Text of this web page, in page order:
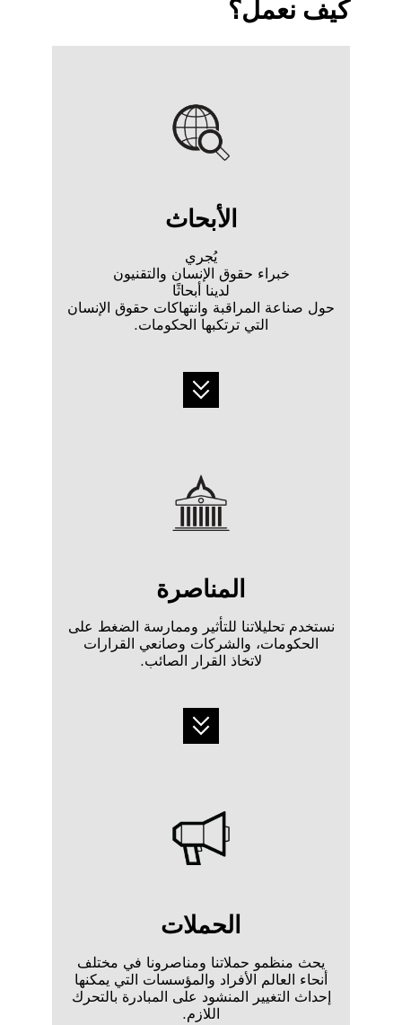
كيف نعمل؟
الأبحاث
يُجري
خبراء حقوق الإنسان والتقنيون
لدينا أبحاثًا
حول صناعة المراقبة وانتهاكات حقوق الإنسان
التي ترتكبها الحكومات.
المناصرة
نستخدم تحليلاتنا للتأثير وممارسة الضغط على
الحكومات، والشركات وصانعي القرارات
لاتخاذ القرار الصائب.
الحملات
يحث منظمو حملاتنا ومناصرونا في مختلف
أنحاء العالم الأفراد والمؤسسات التي يمكنها
إحداث التغيير المنشود على المبادرة بالتحرك
اللازم.